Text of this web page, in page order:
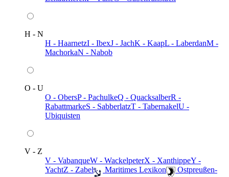
H - N
H - HaarnetzI - IbexJ - JachK - KaapL - LaberdanM -
MachorkaN - Nabob
O - U
O - ObersP - PachulkeQ - QuacksalberR -
RabattmarkeS - SabberlatzT - TabernakelU -
Ubiquisten
V - Z
V - VabanqueW - WackelpeterX - XanthippeY -
YachtZ - Zabel ️ Maritimes Lexikon
️ Ostpreußen-